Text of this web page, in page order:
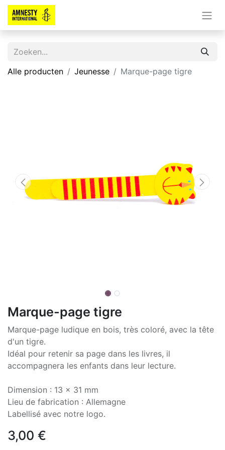
Alle producten Jeunesse Marque-page tigre
Marque-page tigre
Marque-page ludique en bois, très coloré, avec la tête
d'un tigre.
Idéal pour retenir sa page dans les livres, il
accompagnera les enfants dans leur lecture.
Dimension : 13 x 31 mm
Lieu de fabrication : Allemagne
Labellisé avec notre logo.
3,00 €